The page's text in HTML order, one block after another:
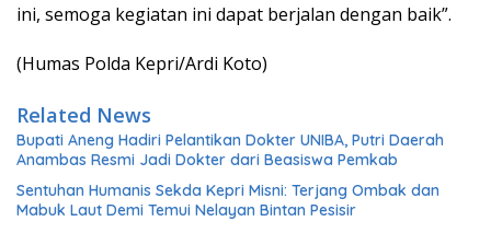
ini, semoga kegiatan ini dapat berjalan dengan baik”.
(Humas Polda Kepri/Ardi Koto)
Related News
Bupati Aneng Hadiri Pelantikan Dokter UNIBA, Putri Daerah
Anambas Resmi Jadi Dokter dari Beasiswa Pemkab
Sentuhan Humanis Sekda Kepri Misni: Terjang Ombak dan
Mabuk Laut Demi Temui Nelayan Bintan Pesisir